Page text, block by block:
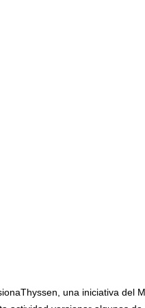
una iniciativa del